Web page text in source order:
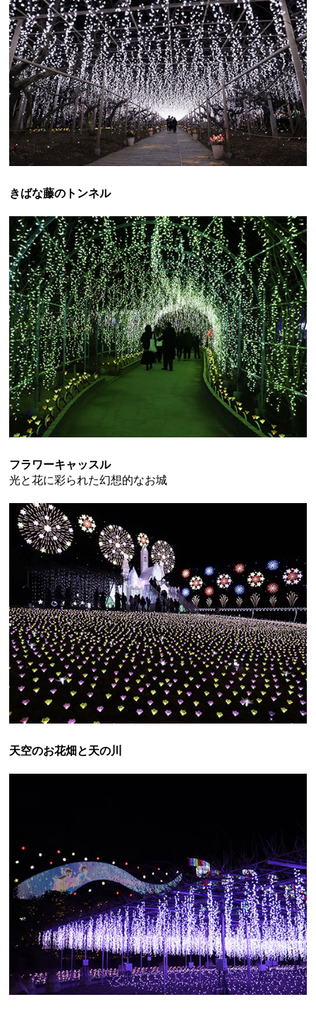
きばな藤のトンネル
フラワーキャッスル
光と花に彩られた幻想的なお城
天空のお花畑と天の川